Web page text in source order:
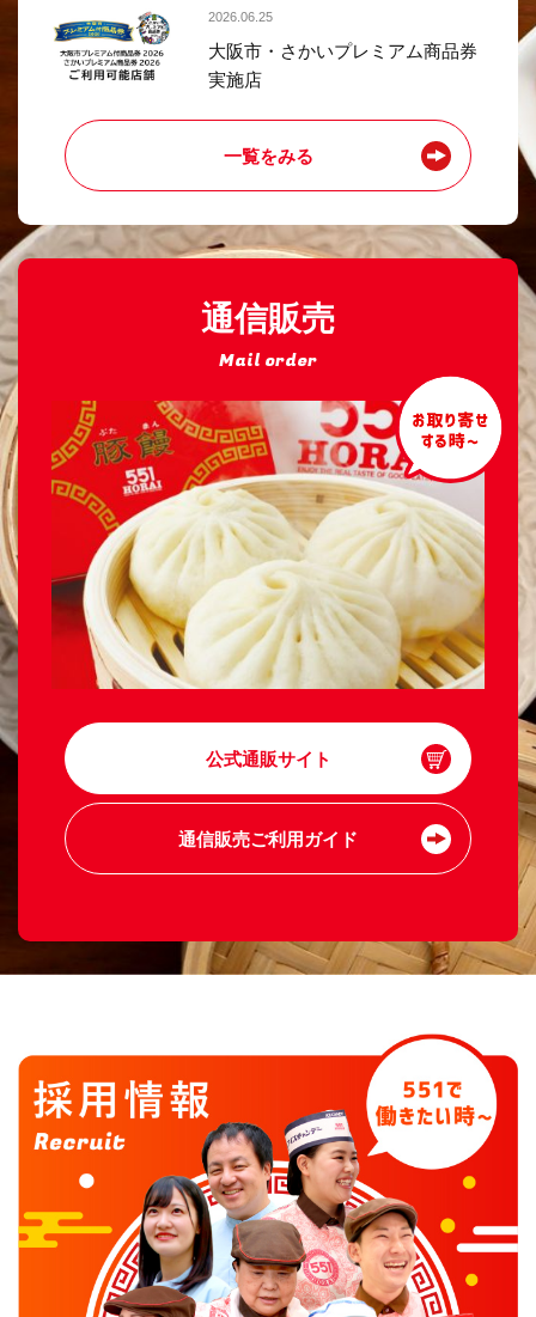
2026.06.25
大阪市・さかいプレミアム商品券
実施店
一覧をみる
通信販売
Mail order
公式通販サイト
通信販売ご利用ガイド